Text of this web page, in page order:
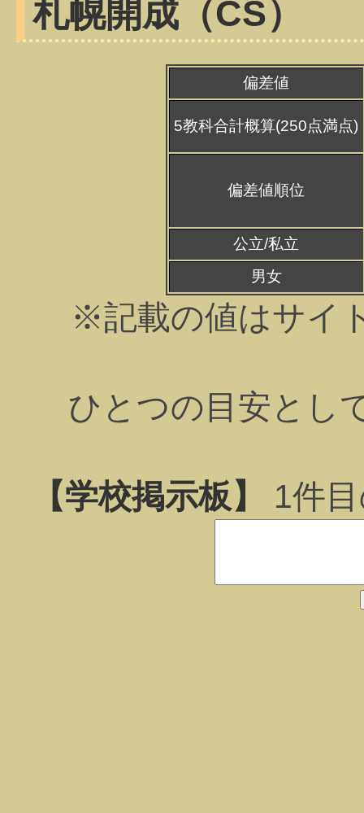
札幌開成（CS）
偏差値
5教科合計概算(250点満点)
偏差値順位
公立/私立
男女
※記載の値はサイ
ひとつの目安とし
【学校掲示板】 1件